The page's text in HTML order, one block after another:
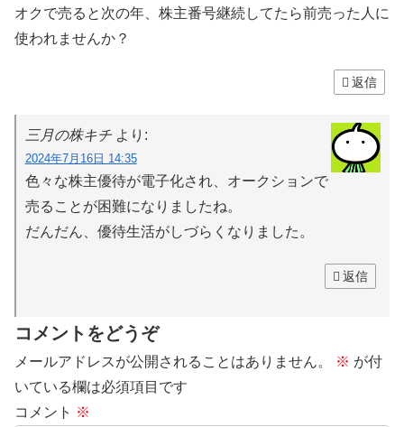
オクで売ると次の年、株主番号継続してたら前売った人に
使われませんか？
返信
三月の株キチ より:
2024年7月16日 14:35
色々な株主優待が電子化され、オークションで
売ることが困難になりましたね。
だんだん、優待生活がしづらくなりました。
返信
コメントをどうぞ
メールアドレスが公開されることはありません。 ※ が付
いている欄は必須項目です
コメント ※